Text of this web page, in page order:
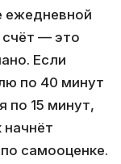
ежедневной
— это
Если
по 40 минут
по 15 минут,
начнёт
самооценке.